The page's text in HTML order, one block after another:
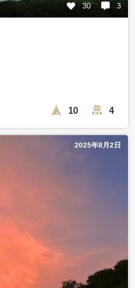
30 3
10 4
2025年8月2日